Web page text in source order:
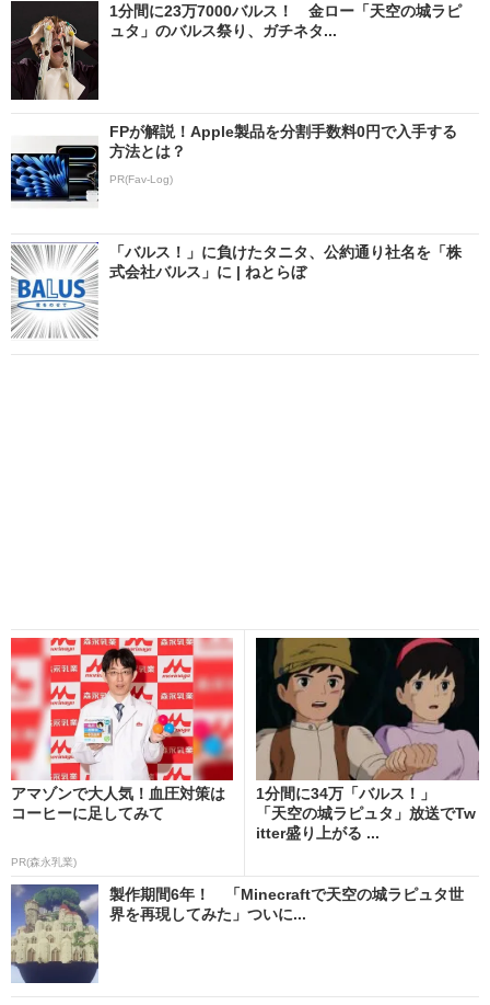
1分間に23万7000バルス！ 金ロー「天空の城ラピ
ュタ」のバルス祭り、ガチネタ...
FPが解説！Apple製品を分割手数料0円で入手する
方法とは？
PR(Fav-Log)
「バルス！」に負けたタニタ、公約通り社名を「株
式会社バルス」に | ねとらぼ
アマゾンで大人気！血圧対策は
コーヒーに足してみて
PR(森永乳業)
1分間に34万「バルス！」
「天空の城ラピュタ」放送でTw
itter盛り上がる ...
製作期間6年！ 「Minecraftで天空の城ラピュタ世
界を再現してみた」ついに...